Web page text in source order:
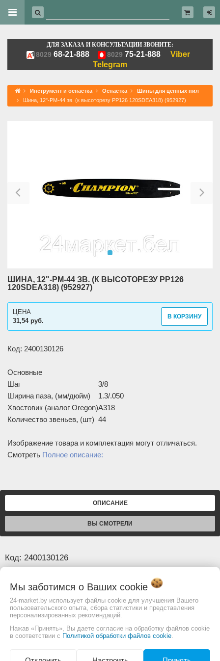
ДЛЯ ЗАКАЗА И КОНСУЛЬТАЦИИ ЗВОНИТЕ:
8029 68-21-888 8029 75-21-888
Viber
Telegram
Инструмент и оснастка Оснастка
Шины для цепных пил
Шина, 12"-РМ-44 зв. (к высоторезу РР126 120SDEA318) (952927)
ШИНА, 12"-РМ-44 ЗВ. (К ВЫСОТОРЕЗУ РР126
120SDEA318) (952927)
31,54 руб.
ЦЕНА
В КОРЗИНУ
Код: 2400130126
Основные
Шаг
3/8
Ширина паза, (мм/дюйм)
1.3/.050
Хвостовик (аналог Oregon)A318
Количество звеньев, (шт) 44
Изображение товара и комплектация могут отличаться.
Смотреть Полное описание:
ОПИСАНИЕ
ВЫ СМОТРЕЛИ
Код: 2400130126
Основные
Шаг
3/8
Ширина паза, (мм/дюйм) 1.3/.050
Хвостовик (аналог Oregon)A318
Количество звеньев, (шт) 44
Мы заботимся о Ваших cookie
24-market.by использует файлы cookie для улучшения Вашего
пользовательского опыта, сбора статистики и представления
персонализированных рекомендаций.
Нажав «Принять», Вы даете согласие на обработку файлов cookie
в соответствии с Политикой обработки файлов cookie.